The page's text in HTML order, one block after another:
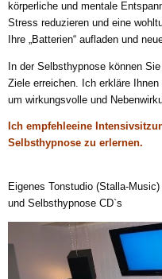
körperliche und mentale
Stress reduzieren und eine
Ihre „Batterien“ aufladen und
In der Selbsthypnose können
Ziele erreichen. Ich erkläre
um wirkungsvolle und
Ich empfehleeine
Selbsthypnose zu erlernen.
Eigenes Tonstudio (Stalla-
und Selbsthypnose CD`s